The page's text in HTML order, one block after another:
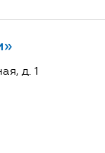
д. 1